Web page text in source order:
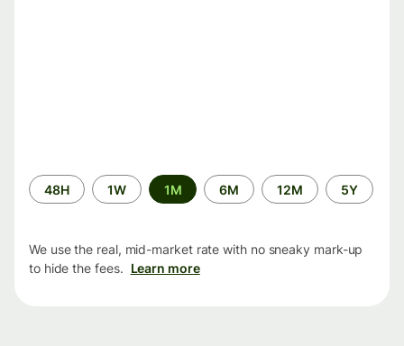
Time
period
48H 1W 1M 6M 12M 5Y
We use the real, mid-market rate with no sneaky mark-up
to hide the fees. Learn more